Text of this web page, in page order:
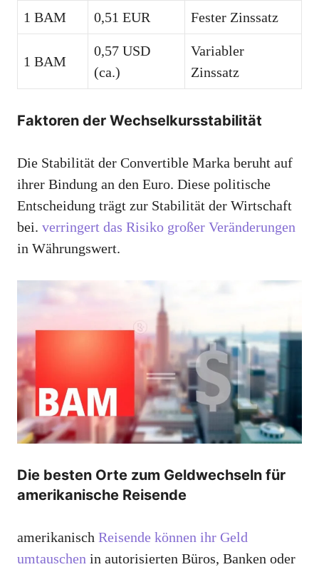
1 BAM 0,51 EUR Fester Zinssatz
1 BAM
0,57 USD
(ca.)
Variabler
Zinssatz
Faktoren der Wechselkursstabilität
Die Stabilität der Convertible Marka beruht auf
ihrer Bindung an den Euro. Diese politische
Entscheidung trägt zur Stabilität der Wirtschaft
bei. verringert das Risiko großer Veränderungen
in Währungswert.
Die besten Orte zum Geldwechseln für
amerikanische Reisende
amerikanisch Reisende können ihr Geld
umtauschen in autorisierten Büros, Banken oder